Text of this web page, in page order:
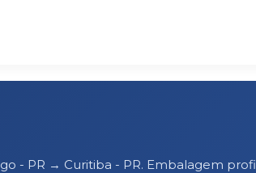
- PR → Curitiba - PR. Embalagem